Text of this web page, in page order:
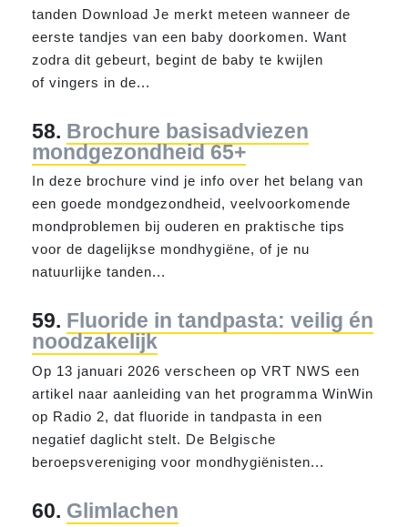
tanden Download Je merkt meteen wanneer de
eerste tandjes van een baby doorkomen. Want
zodra dit gebeurt, begint de baby te kwijlen
of vingers in de...
58. Brochure basisadviezen
mondgezondheid 65+
In deze brochure vind je info over het belang van
een goede mondgezond heid, veelvoorkomende
mond problemen bij ouderen en praktische tips
voor de dagelijkse mond hygiëne, of je nu
natuurlijke tanden...
59. Fluoride in tandpasta: veilig én
noodzakelijk
Op 13 januari 2026 verscheen op VRT NWS een
artikel naar aanleiding van het programma WinWin
op Radio 2, dat fluoride in tandpasta in een
negatief daglicht stelt. De Belgische
beroepsvereniging voor mondhygiënisten...
60. Glimlachen